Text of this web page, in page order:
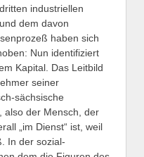
industriellen
dem davon
haben sich
Nun identifiziert
Kapital. Das Leitbild
seiner
sächsische
also der Mensch, der
„im Dienst“ ist, weil
In der sozial-